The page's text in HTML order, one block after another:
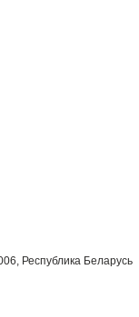
Республика Беларусь